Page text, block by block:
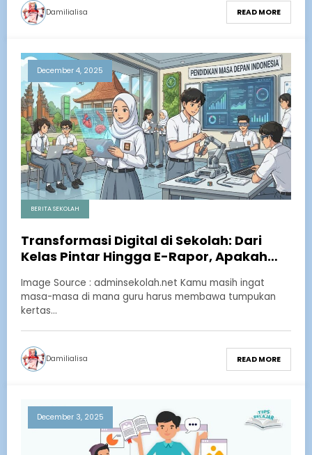
Damilialisa READ MORE
December 4, 2025
BERITA SEKOLAH
Transformasi Digital di Sekolah: Dari
Kelas Pintar Hingga E-Rapor, Apakah
Image Source : adminsekolah.net Kamu masih ingat
masa-masa di mana guru harus membawa tumpukan
kertas…
Damilialisa READ MORE
December 3, 2025